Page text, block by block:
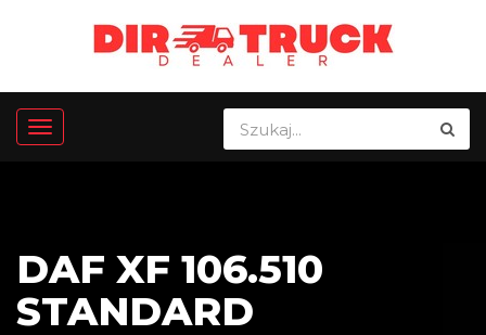
DAF XF 106.510
STANDARD